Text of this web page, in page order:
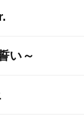
い～